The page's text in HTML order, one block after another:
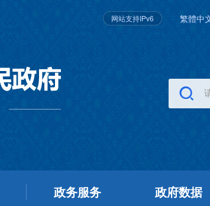
网站支持IPv6 繁體中
政务服务 政府数据